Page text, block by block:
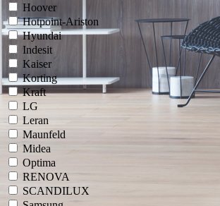
Hoover
Hotpoint-Ariston
Hyundai
Indesit
Kaiser
Korting
Kraft
LG
Leran
Maunfeld
Midea
Optima
RENOVA
SCANDILUX